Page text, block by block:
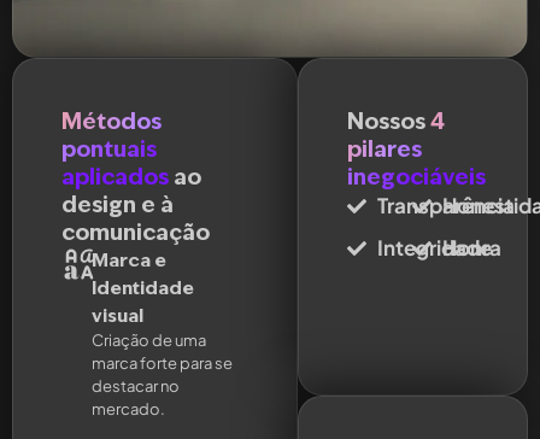
Métodos
pontuais
aplicados ao
design e à
comunicação
Marca e
Identidade
visual
Criação de uma
marca forte para se
destacar no
mercado.
Nossos4
pilares
inegociáveis
Transparência
Integridade
Honra